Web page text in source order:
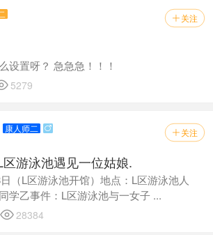
 关注
设置呀？ 急急急！！！
5279
 关注
康人师二 
游泳池遇见一位姑娘.
（L区游泳池开馆）地点：L区游泳池人
学乙事件：L区游泳池与一女子 ...
28384